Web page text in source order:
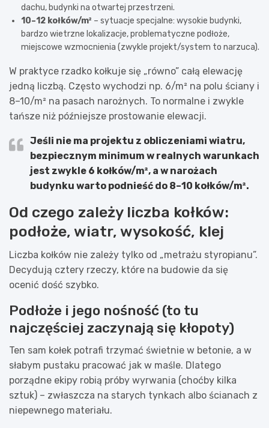
dachu, budynki na otwartej przestrzeni.
10–12 kołków/m² – sytuacje specjalne: wysokie budynki,
bardzo wietrzne lokalizacje, problematyczne podłoże,
miejscowe wzmocnienia (zwykle projekt/system to narzuca).
W praktyce rzadko kołkuje się „równo” całą elewację
jedną liczbą. Często wychodzi np. 6/m² na polu ściany i
8–10/m² na pasach narożnych. To normalne i zwykle
tańsze niż późniejsze prostowanie elewacji.
Jeśli nie ma projektu z obliczeniami wiatru,
bezpiecznym minimum w realnych warunkach
jest zwykle 6 kołków/m², a w narożach
budynku warto podnieść do 8–10 kołków/m².
Od czego zależy liczba kołków:
podłoże, wiatr, wysokość, klej
Liczba kołków nie zależy tylko od „metrażu styropianu”.
Decydują cztery rzeczy, które na budowie da się
ocenić dość szybko.
Podłoże i jego nośność (to tu
najczęściej zaczynają się kłopoty)
Ten sam kołek potrafi trzymać świetnie w betonie, a w
słabym pustaku pracować jak w maśle. Dlatego
porządne ekipy robią próby wyrwania (choćby kilka
sztuk) – zwłaszcza na starych tynkach albo ścianach z
niepewnego materiału.